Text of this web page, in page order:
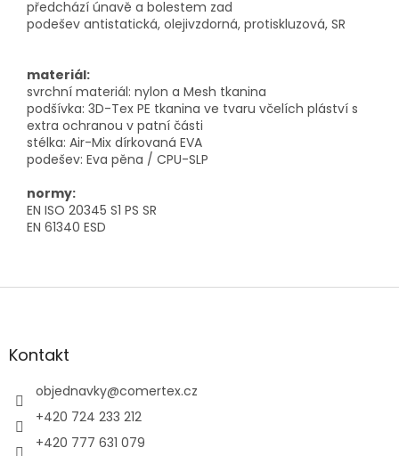
předchází únavě a bolestem zad
podešev antistatická, olejivzdorná, protiskluzová, SR
materiál:
svrchní materiál: nylon a Mesh tkanina
podšívka: 3D-Tex PE tkanina ve tvaru včelích pláství s
extra ochranou v patní části
stélka: Air-Mix dírkovaná EVA
podešev: Eva pěna / CPU-SLP
normy:
EN ISO 20345 S1 PS SR
EN 61340 ESD
Z
aKontakt
objednavky@comertex.cz
+420 724 233 212
+420 777 631 079